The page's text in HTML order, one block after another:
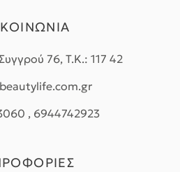
76, Τ.Κ.: 117 42
, 6944742923